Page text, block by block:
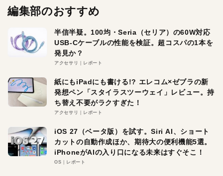
編集部のおすすめ
半信半疑。100均・Seria（セリア）の60W対応
USB-Cケーブルの性能を検証。超コスパの1本を
発見か？
アクセサリ レポート
紙にもiPadにも書ける!? エレコム×ゼブラの新
発想ペン「スタイラスツーウェイ」レビュー。持
ち替え不要がラクすぎた！
アクセサリ レポート
iOS 27（ベータ版）を試す。Siri AI、ショート
カットの自動作成ほか、期待大の便利機能5選。
iPhoneがAIの入り口になる未来はすぐそこ！
OS レポート